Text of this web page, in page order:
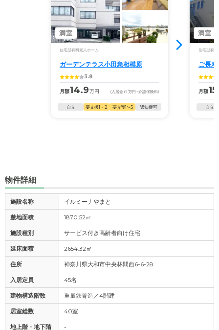
満室
住宅型有料老人ホーム
ガーデンテラス小田急相模原
3.8
月額14.9万円 (入居金17 万円 +介護保険料)
自立 要支援1・2 要介護1〜5 認知症可
満室
住宅型有料
ご長
月額
自立
物件詳細
施設名称 イルミーナやまと
敷地面積 1870.52㎡
施設種別 サービス付き高齢者向け住宅
延床面積 2654.32㎡
住所 神奈川県大和市中央林間西6-6-28
入居定員 45名
建物構造階数 重量鉄骨造／4階建
居室総数 40室
地上階・地下階 -